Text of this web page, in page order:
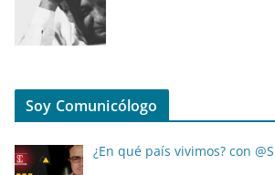
Soy Comunicólogo
¿En qué país vivimos? con